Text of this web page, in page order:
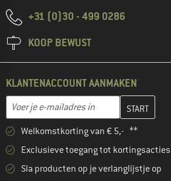
+31 (0)30 - 499 0286
KOOP BEWUST
KLANTENACCOUNT AANMAKEN
Voer je e-mailadres in
Vul je e-mailadres hier in en maak in de
Welkomstkorting van € 5,- **
Exclusieve toegang tot kortingsacties
Sla producten op je verlanglijstje op